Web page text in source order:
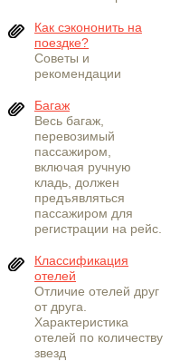
Как сэкононить на
поездке?
Советы и
рекомендации
Багаж
Весь багаж,
перевозимый
пассажиром,
включая ручную
кладь, должен
предъявляться
пассажиром для
регистрации на рейс.
Классификация
отелей
Отличие отелей друг
от друга.
Характеристика
отелей по количеству
звезд